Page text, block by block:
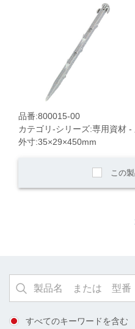
品番:800015-00
カテゴリ-シリーズ:専用資材
外寸:35×29×450mm
この
すべてのキーワードを含む